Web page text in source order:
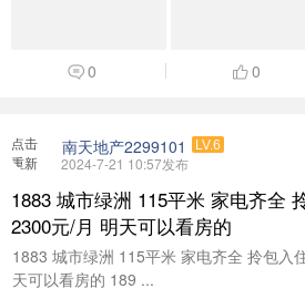
0 0
点击
重新
南天地产2299101 LV.6
2024-7-21 10:57发布
1883 城市绿洲 115平米 家电齐全 拎包入住 3房2厅 租
2300元/月 明天可以看房的
1883 城市绿洲 115平米 家电齐全 拎包入
天可以看房的 189 ...